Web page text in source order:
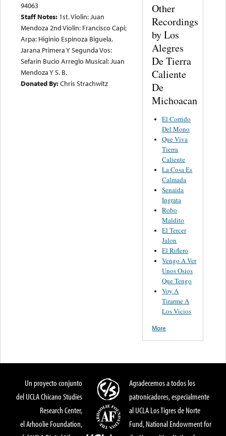
94063
Staff Notes: 1st. Violin: Juan
Mendoza 2nd Violin: Francisco Capi;
Arpa: Higinio Espinoza Biguela,
Jarana Primera Y Segunda Vos:
Sefarin Bucio Arreglo Musical: Juan
Mendoza Y S. B.
Donated By:Chris Strachwitz
Other
Recordings
by Los
Alegres
De Tierra
Caliente
De
Michoacan
El Corrido
Del Mono
Que Viva
Tierra
Caliente
La Cosa Es
Calmada
Senaida
Ingrata
Robo
Maldito
El Tercer
Jalon
El Riflero
Vengo A Ver
Unos Osios
Que Tengo
Voy A
Tirarme A
Los Vicios
More
Un proyecto conjunto
del UCLA Chicano Studies
Research Center,
el Arhoolie Foundation,
Agradecemos a todos los
patronicadores, especialmente
al UCLA Los Tigres de Norte
Fund, National Endowment for